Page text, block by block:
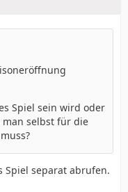
Spiel sein wird oder
man selbst für die
Spiel separat abrufen.